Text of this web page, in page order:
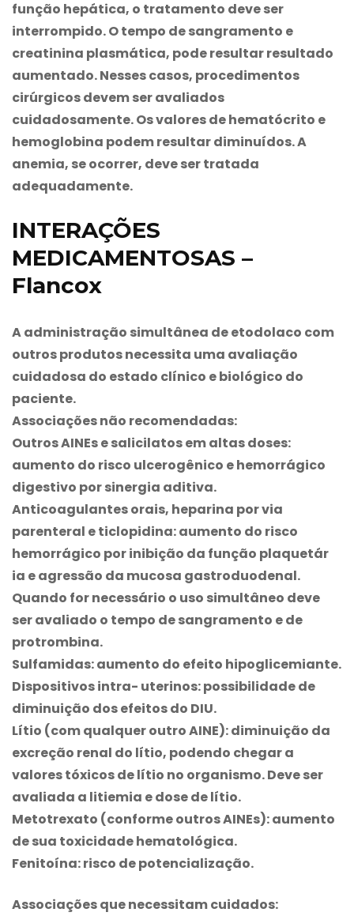
função hepática, o tratamento deve ser
interrompido. O tempo de sangramento e
creatinina plasmática, pode resultar resultado
aumentado. Nesses casos, procedimentos
cirúrgicos devem ser avaliados
cuidadosamente. Os valores de hematócrito e
hemoglobina podem resultar diminuídos. A
anemia, se ocorrer, deve ser tratada
adequadamente.
INTERAÇÕES
MEDICAMENTOSAS –
Flancox
A administração simultânea de etodolaco com
outros produtos necessita uma avaliação
cuidadosa do estado clínico e biológico do
paciente.
Associações não recomendadas:
Outros AINEs e salicilatos em altas doses:
aumento do risco ulcerogênico e hemorrágico
digestivo por sinergia aditiva.
Anticoagulantes orais, heparina por via
parenteral e ticlopidina: aumento do risco
hemorrágico por inibição da função plaquetár
ia e agressão da mucosa gastroduodenal.
Quando for necessário o uso simultâneo deve
ser avaliado o tempo de sangramento e de
protrombina.
Sulfamidas: aumento do efeito hipoglicemiante.
Dispositivos intra- uterinos: possibilidade de
diminuição dos efeitos do DIU.
Lítio (com qualquer outro AINE): diminuição da
excreção renal do lítio, podendo chegar a
valores tóxicos de lítio no organismo. Deve ser
avaliada a litiemia e dose de lítio.
Metotrexato (conforme outros AINEs): aumento
de sua toxicidade hematológica.
Fenitoína: risco de potencialização.
Associações que necessitam cuidados: